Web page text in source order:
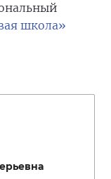
школа»